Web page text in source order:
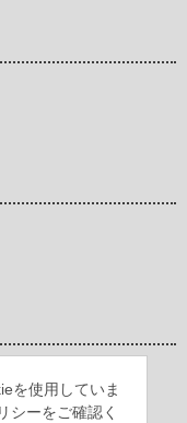
を使用していま
シーをご確認く